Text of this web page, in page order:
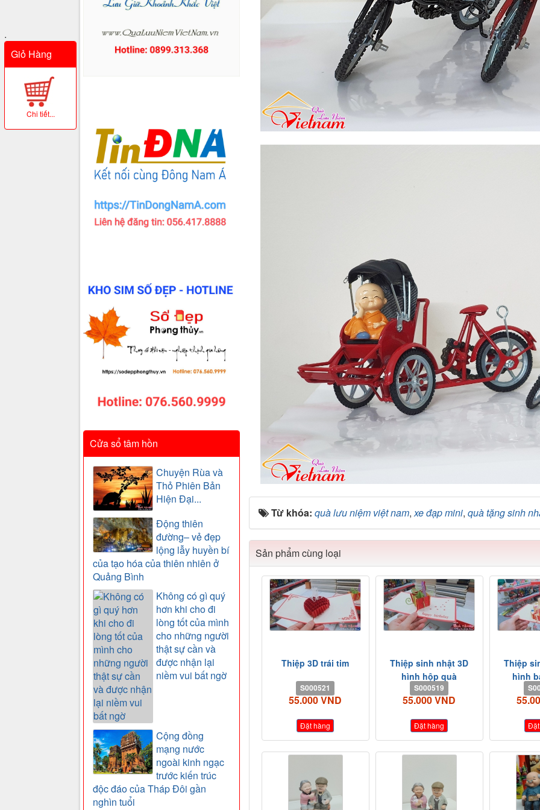
Từ khóa: quà lưu niệm việt nam,xe đạp mini, quà tặng sinh
Sản phẩm cùng loại
Thiệp 3D trái tim
S000521
55.000 VND
Đặt hàng
Thiệp sinh nhật 3D
hình hộp quà
S000519
55.000 VND
Đặt hàng
Thiệp
hình
Cửa sổ tâm hồn
Chuyện Rùa và
Thỏ Phiên Bản
Hiện Đại...
Động thiên
đường– vẻ đẹp
lộng lẫy huyền bí
của tạo hóa của thiên nhiên ở
Quảng Bình
Không có gì quý
hơn khi cho đi
lòng tốt của mình
cho những người
thật sự cần và
được nhận lại
niềm vui bất ngờ
Cộng đồng
mạng nước
ngoài kinh ngạc
trước kiến trúc
độc đáo của Tháp Đôi gần
nghìn tuổi
.
Giỏ Hàng
Chi tiết...